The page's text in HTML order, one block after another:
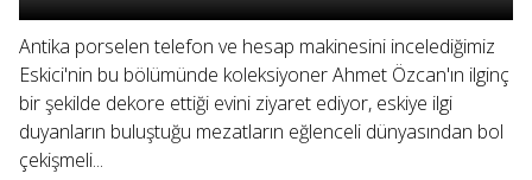
Antika porselen telefon ve hesap makinesini incelediğimiz
Eskici'nin bu bölümünde koleksiyoner Ahmet Özcan'ın ilginç
bir şekilde dekore ettiği evini ziyaret ediyor, eskiye ilgi
duyanların buluştuğu mezatların eğlenceli dünyasından bol
çekişmeli...